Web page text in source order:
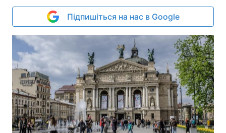
Підпишіться на нас в Google